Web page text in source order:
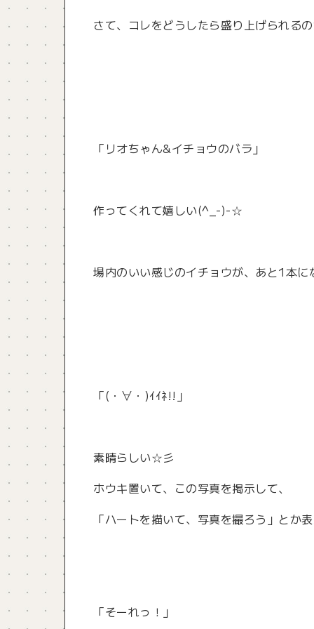
さて、コレをどうしたら盛り上げられる
「リオちゃん&イチョウのバラ」
作ってくれて嬉しい(^_-)-☆
場内のいい感じのイチョウが、あと1本
「(・∀・)ｲｲﾈ!!」
素晴らしい☆彡
ホウキ置いて、この写真を掲示して、
「ハートを描いて、写真を撮ろう」と
「そーれっ！」